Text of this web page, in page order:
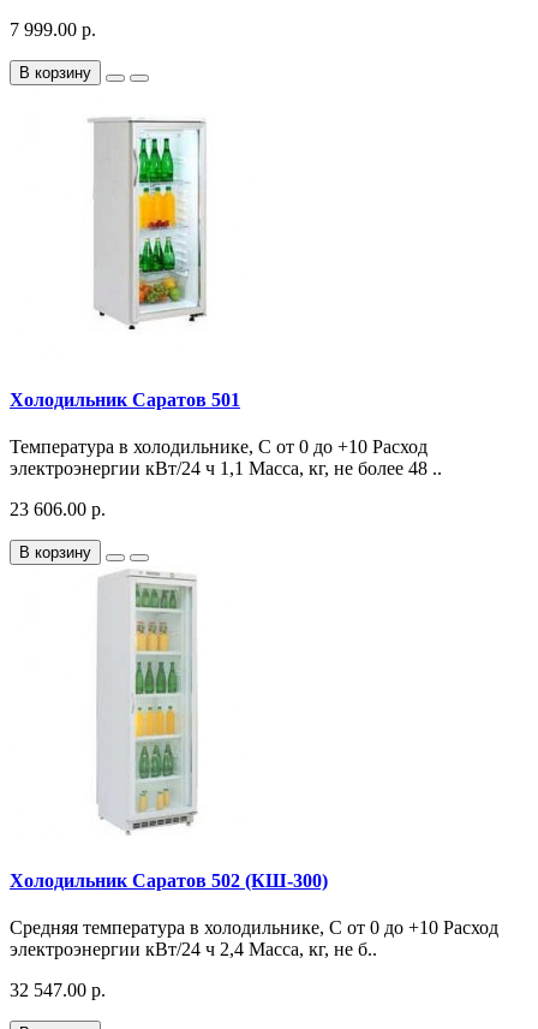
7 999.00 р.
В корзину
Холодильник Саратов 501
Температура в холодильнике, С от 0 до +10 Расход
электроэнергии кВт/24 ч 1,1 Масса, кг, не более 48 ..
23 606.00 р.
В корзину
Холодильник Саратов 502 (КШ-300)
Средняя температура в холодильнике, С от 0 до +10 Расход
электроэнергии кВт/24 ч 2,4 Масса, кг, не б..
32 547.00 р.